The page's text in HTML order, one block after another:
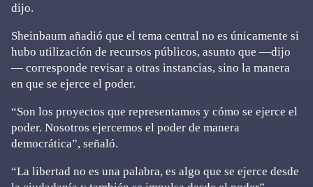
dijo.
Sheinbaum añadió que el tema central no es únicamente si
hubo utilización de recursos públicos, asunto que —dijo
— corresponde revisar a otras instancias, sino la manera
en que se ejerce el poder.
“Son los proyectos que representamos y cómo se ejerce el
poder. Nosotros ejercemos el poder de manera
democrática”, señaló.
“La libertad no es una palabra, es algo que se ejerce desde